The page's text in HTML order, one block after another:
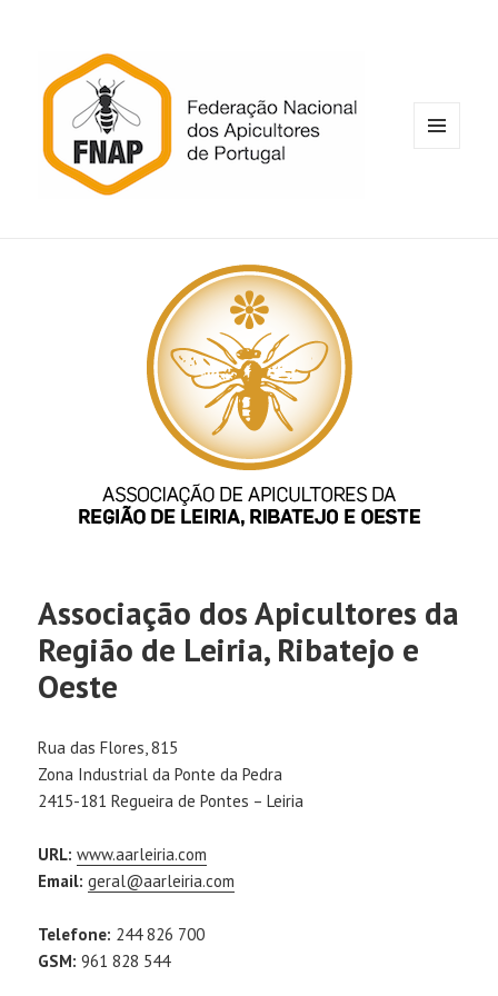
Associação dos Apicultores da
Região de Leiria, Ribatejo e
Oeste
Rua das Flores, 815
Zona Industrial da Ponte da Pedra
2415-181 Regueira de Pontes – Leiria
URL: www.aarleiria.com
Email: geral@aarleiria.com
Telefone: 244 826 700
GSM: 961 828 544